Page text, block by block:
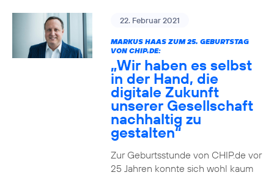
22. Februar 2021
MARKUS HAAS ZUM 25. GEBURTSTAG
VON CHIP.DE:
„Wir haben es selbst
in der Hand, die
digitale Zukunft
unserer Gesellschaft
nachhaltig zu
gestalten“
Zur Geburtsstunde von CHIP.de vor
25 Jahren konnte sich wohl kaum